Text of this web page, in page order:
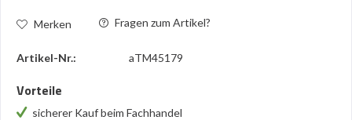
Merken Fragen zum Artikel?
Artikel-Nr.: aTM45179
Vorteile
sicherer Kauf beim Fachhandel